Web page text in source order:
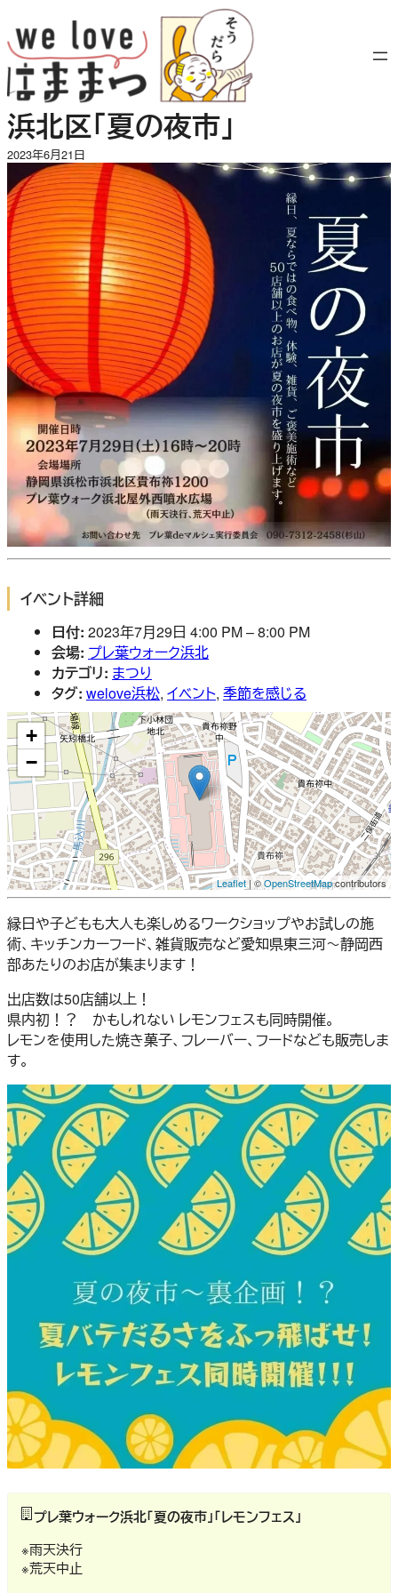
容
を
ス
キ
ッ
プ
浜北区「夏の夜市」
2023年6月21日
イベント詳細
日付: 2023年7月29日 4:00 PM–8:00 PM
会場: プレ葉ウォーク浜北
カテゴリ: まつり
タグ: welove浜松, イベント, 季節を感じる
+
−
Leaflet| ©OpenStreetMapcontributors
縁日や子どもも大人も楽しめるワークショップやお試しの施
術、キッチンカーフード、雑貨販売など愛知県東三河～静岡西
部あたりのお店が集まります！
出店数は50店舗以上！
県内初！？ かもしれない レモンフェスも同時開催。
レモンを使用した焼き菓子、フレーバー、フードなども販売しま
す。
プレ葉ウォーク浜北「夏の夜市」「レモンフェス」
※雨天決行
※荒天中止